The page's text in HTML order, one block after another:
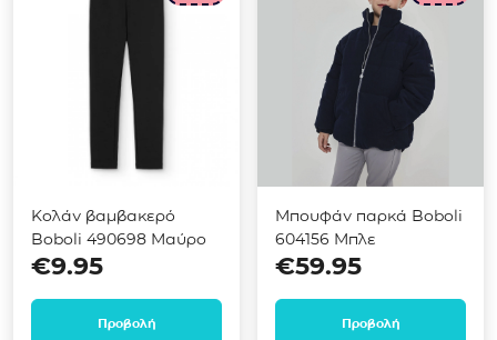
Κολάν βαμβακερό
Boboli 490698 Μαύρο
€9.95
Προβολή
Μπουφάν παρκά Boboli
604156 Μπλε
€59.95
Προβολή